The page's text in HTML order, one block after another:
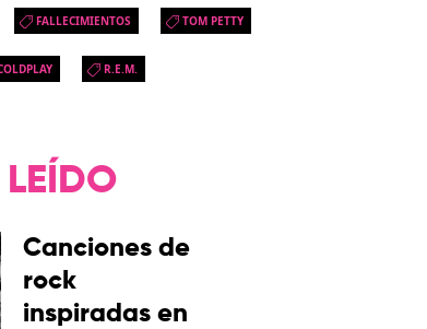
FALLECIMIENTOS TOM PETTY
R.E.M.
LEÍDO
Canciones de
rock
inspiradas en